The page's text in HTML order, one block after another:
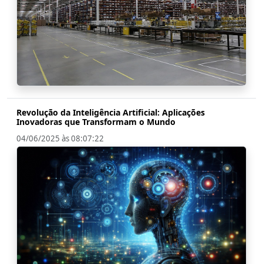
Revolução da Inteligência Artificial: Aplicações
Inovadoras que Transformam o Mundo
04/06/2025 às 08:07:22